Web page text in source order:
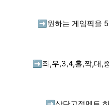
➡️ 원하는 게임픽을
➡️ 좌,우,3,4,홀,짝,대,